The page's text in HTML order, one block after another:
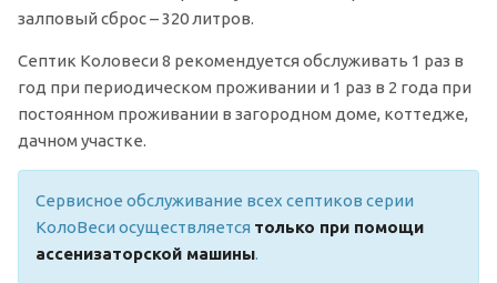
залповый сброс – 320 литров.
Септик Коловеси 8 рекомендуется обслуживать 1 раз в
год при периодическом проживании и 1 раз в 2 года при
постоянном проживании в загородном доме, коттедже,
дачном участке.
Сервисное обслуживание всех септиков серии
КолоВеси осуществляется только при помощи
ассенизаторской машины.